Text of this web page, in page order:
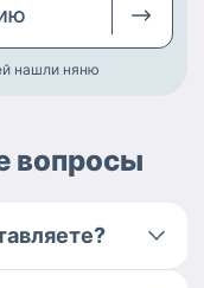
нашли няню
вопросы